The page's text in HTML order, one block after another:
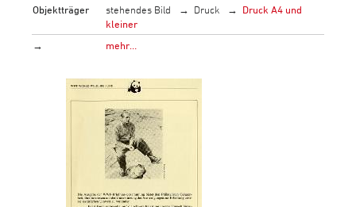
Objektträger
stehendes Bild Druck
Druck A4 und
kleiner
→
mehr…